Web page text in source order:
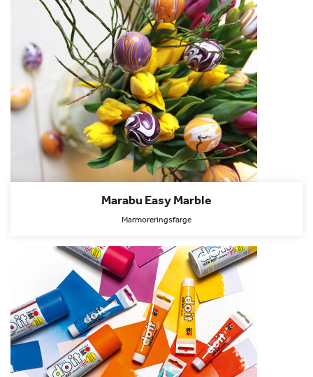
Marabu Easy Marble
Marmoreringsfarge